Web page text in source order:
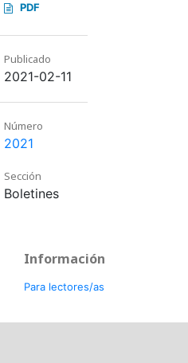
PDF
Publicado
2021-02-11
Número
2021
Sección
Boletines
Información
Para lectores/as